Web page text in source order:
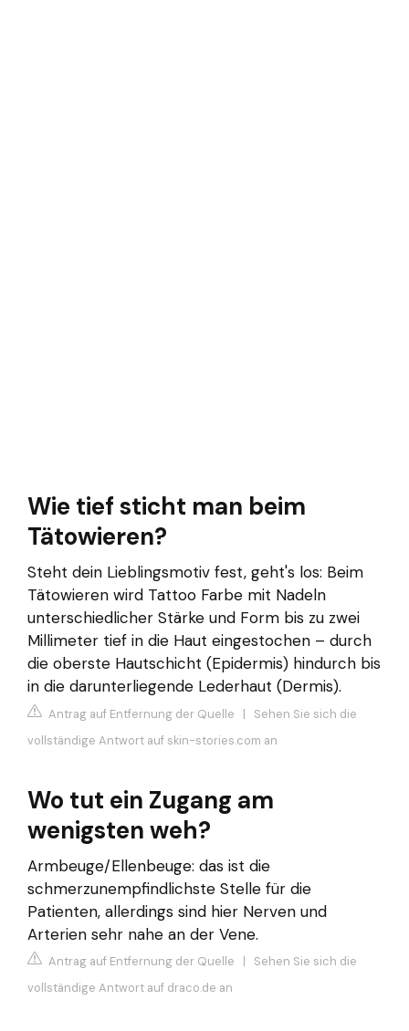
Wie tief sticht man beim
Tätowieren?
Steht dein Lieblingsmotiv fest, geht's los: Beim
Tätowieren wird Tattoo Farbe mit Nadeln
unterschiedlicher Stärke und Form bis zu zwei
Millimeter tief in die Haut eingestochen – durch
die oberste Hautschicht (Epidermis) hindurch bis
in die darunterliegende Lederhaut (Dermis).
Antrag auf Entfernung der Quelle | Sehen Sie sich die
vollständige Antwort auf skin-stories.com an
Wo tut ein Zugang am
wenigsten weh?
Armbeuge/Ellenbeuge: das ist die
schmerzunempfindlichste Stelle für die
Patienten, allerdings sind hier Nerven und
Arterien sehr nahe an der Vene.
Antrag auf Entfernung der Quelle | Sehen Sie sich die
vollständige Antwort auf draco.de an